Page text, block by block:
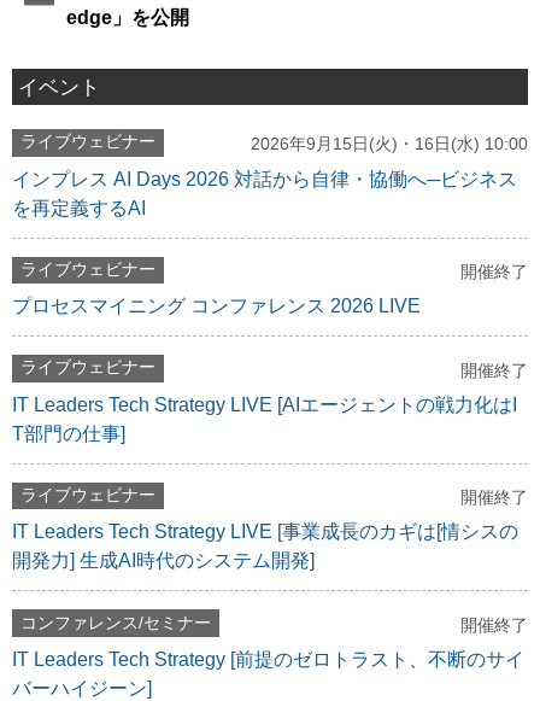
edge」を公開
イベント
ライブウェビナー 2026年9月15日(火)・16日(水) 10:00
インプレス AI Days 2026 対話から自律・協働へ─ビジネス
を再定義するAI
ライブウェビナー 開催終了
プロセスマイニング コンファレンス 2026 LIVE
ライブウェビナー 開催終了
IT Leaders Tech Strategy LIVE [AIエージェントの戦力化はI
T部門の仕事]
ライブウェビナー 開催終了
IT Leaders Tech Strategy LIVE [事業成長のカギは[情シスの
開発力] 生成AI時代のシステム開発]
コンファレンス/セミナー 開催終了
IT Leaders Tech Strategy [前提のゼロトラスト、不断のサイ
バーハイジーン]